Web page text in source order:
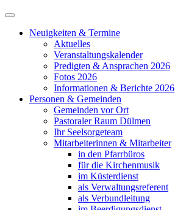
Neuigkeiten & Termine
Aktuelles
Veranstaltungskalender
Predigten & Ansprachen 2026
Fotos 2026
Informationen & Berichte 2026
Personen & Gemeinden
Gemeinden vor Ort
Pastoraler Raum Dülmen
Ihr Seelsorgeteam
Mitarbeiterinnen & Mitarbeiter
in den Pfarrbüros
für die Kirchenmusik
im Küsterdienst
als Verwaltungsreferent
als Verbundleitung